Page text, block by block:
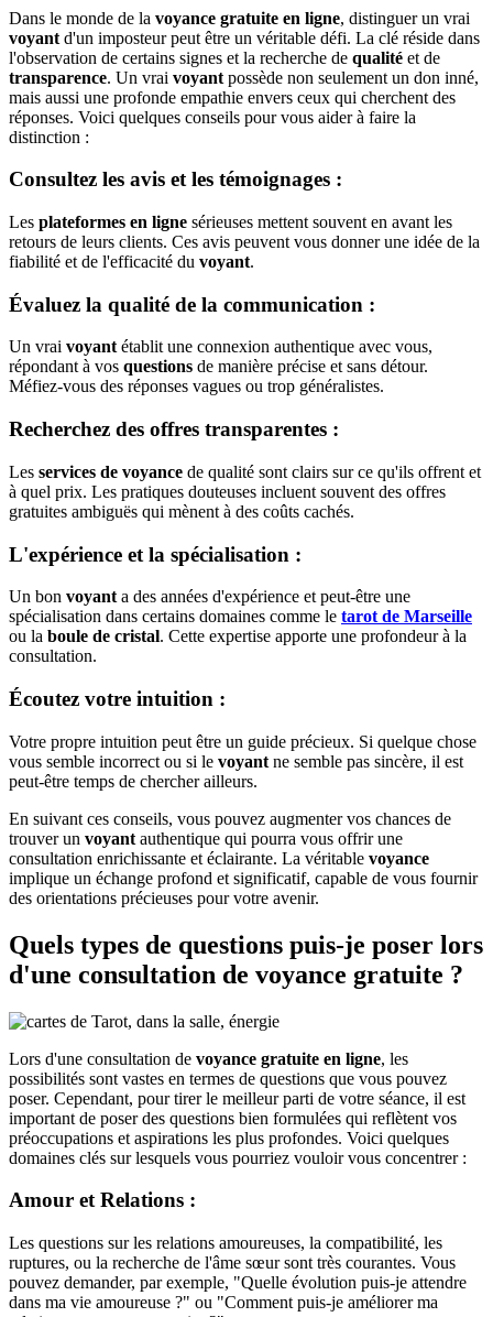
Dans le monde de la voyance gratuite en ligne, distinguer un vrai
voyant d'un imposteur peut être un véritable défi. La clé réside dans
l'observation de certains signes et la recherche de qualité et de
transparence. Un vrai voyant possède non seulement un don inné,
mais aussi une profonde empathie envers ceux qui cherchent des
réponses. Voici quelques conseils pour vous aider à faire la
distinction :
Consultez les avis et les témoignages :
Les plateformes en ligne sérieuses mettent souvent en avant les
retours de leurs clients. Ces avis peuvent vous donner une idée de la
fiabilité et de l'efficacité du voyant.
Évaluez la qualité de la communication :
Un vrai voyant établit une connexion authentique avec vous,
répondant à vos questions de manière précise et sans détour.
Méfiez-vous des réponses vagues ou trop généralistes.
Recherchez des offres transparentes :
Les services de voyance de qualité sont clairs sur ce qu'ils offrent et
à quel prix. Les pratiques douteuses incluent souvent des offres
gratuites ambiguës qui mènent à des coûts cachés.
L'expérience et la spécialisation :
Un bon voyant a des années d'expérience et peut-être une
spécialisation dans certains domaines comme le tarot de Marseille
ou la boule de cristal. Cette expertise apporte une profondeur à la
consultation.
Écoutez votre intuition :
Votre propre intuition peut être un guide précieux. Si quelque chose
vous semble incorrect ou si le voyant ne semble pas sincère, il est
peut-être temps de chercher ailleurs.
En suivant ces conseils, vous pouvez augmenter vos chances de
trouver un voyant authentique qui pourra vous offrir une
consultation enrichissante et éclairante. La véritable voyance
implique un échange profond et significatif, capable de vous fournir
des orientations précieuses pour votre avenir.
Quels types de questions puis-je poser lors
d'une consultation de voyance gratuite ?
Lors d'une consultation de voyance gratuite en ligne, les
possibilités sont vastes en termes de questions que vous pouvez
poser. Cependant, pour tirer le meilleur parti de votre séance, il est
important de poser des questions bien formulées qui reflètent vos
préoccupations et aspirations les plus profondes. Voici quelques
domaines clés sur lesquels vous pourriez vouloir vous concentrer :
Amour et Relations :
Les questions sur les relations amoureuses, la compatibilité, les
ruptures, ou la recherche de l'âme sœur sont très courantes. Vous
pouvez demander, par exemple, "Quelle évolution puis-je attendre
dans ma vie amoureuse ?" ou "Comment puis-je améliorer ma